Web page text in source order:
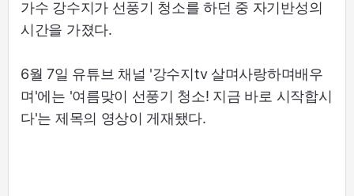
가수 강수지가 선풍기 청소를 하던 중 자기반성의
시간을 가졌다.
6월 7일 유튜브 채널 '강수지tv 살며사랑하며배우
며'에는 '여름맞이 선풍기 청소! 지금 바로 시작합시
다'는 제목의 영상이 게재됐다.